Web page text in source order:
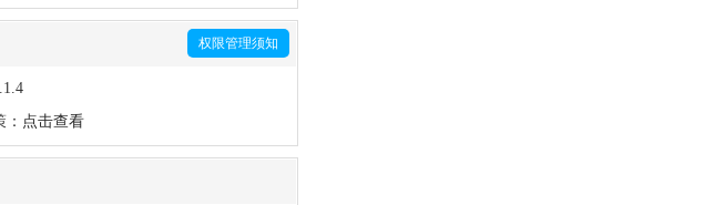
权限管理须知
点击查看